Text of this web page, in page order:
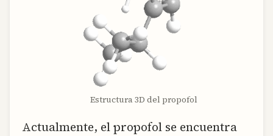
Estructura 3D del propofol
Actualmente, el propofol se encuentra